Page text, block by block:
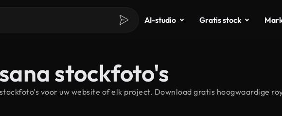
AI-studio Gratis stock
stockfoto's
voor uw website of elk project. Download gratis hoogwaardige